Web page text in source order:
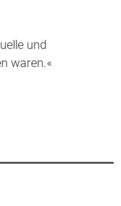
und
waren.«